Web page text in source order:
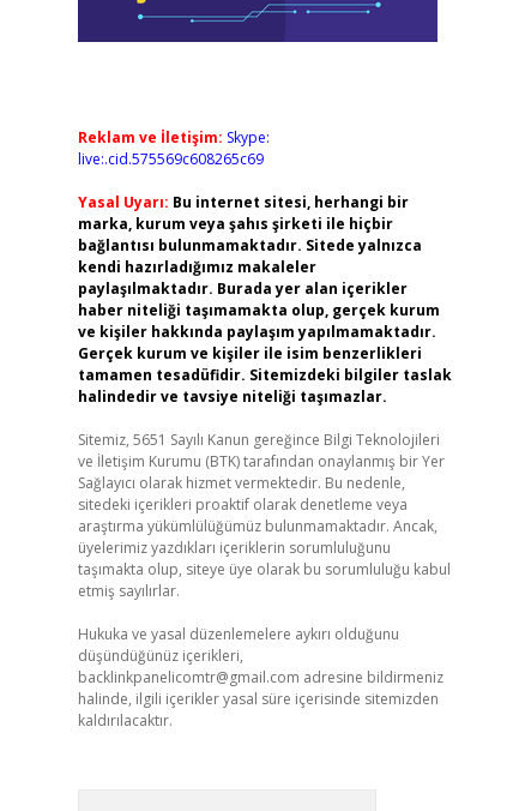
Reklam ve İletişim: Skype:
live:.cid.575569c608265c69
Yasal Uyarı: Bu internet sitesi, herhangi bir
marka, kurum veya şahıs şirketi ile hiçbir
bağlantısı bulunmamaktadır. Sitede yalnızca
kendi hazırladığımız makaleler
paylaşılmaktadır. Burada yer alan içerikler
haber niteliği taşımamakta olup, gerçek kurum
ve kişiler hakkında paylaşım yapılmamaktadır.
Gerçek kurum ve kişiler ile isim benzerlikleri
tamamen tesadüfidir. Sitemizdeki bilgiler taslak
halindedir ve tavsiye niteliği taşımazlar.
Sitemiz, 5651 Sayılı Kanun gereğince Bilgi Teknolojileri
ve İletişim Kurumu (BTK) tarafından onaylanmış bir Yer
Sağlayıcı olarak hizmet vermektedir. Bu nedenle,
sitedeki içerikleri proaktif olarak denetleme veya
araştırma yükümlülüğümüz bulunmamaktadır. Ancak,
üyelerimiz yazdıkları içeriklerin sorumluluğunu
taşımakta olup, siteye üye olarak bu sorumluluğu kabul
etmiş sayılırlar.
Hukuka ve yasal düzenlemelere aykırı olduğunu
düşündüğünüz içerikleri,
backlinkpanelicomtr@gmail.com adresine bildirmeniz
halinde, ilgili içerikler yasal süre içerisinde sitemizden
kaldırılacaktır.